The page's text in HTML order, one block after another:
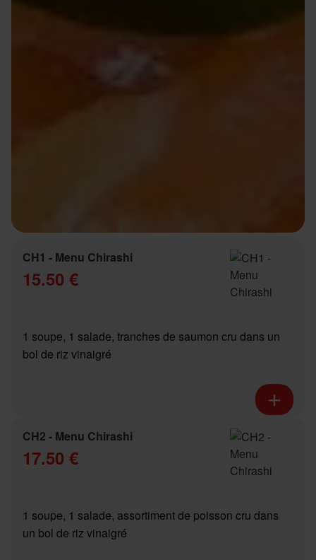
CH1 - Menu Chirashi
15.50 €
1 soupe, 1 salade, tranches de saumon cru dans un
bol de riz vinaigré
CH2 - Menu Chirashi
17.50 €
1 soupe, 1 salade, assortiment de poisson cru dans
un bol de riz vinaigré